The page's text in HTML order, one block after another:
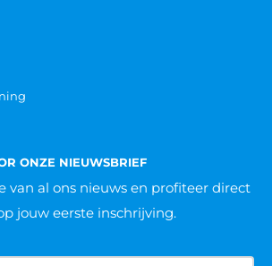
ONZE NIEUWSBRIEF
van al ons nieuws en profiteer direct
jouw eerste inschrijving.